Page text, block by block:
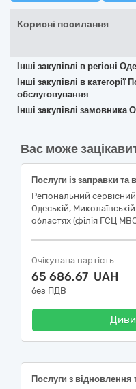
Корисні посилання
Інші закупівлі в регіоні
Інші закупівлі в
обслуговування
Інші закупівлі
Вас може
Регіональний
Одеській,
областях (філія ГСЦ
Очікувана вартість
65 686,67 UAH
без ПДВ